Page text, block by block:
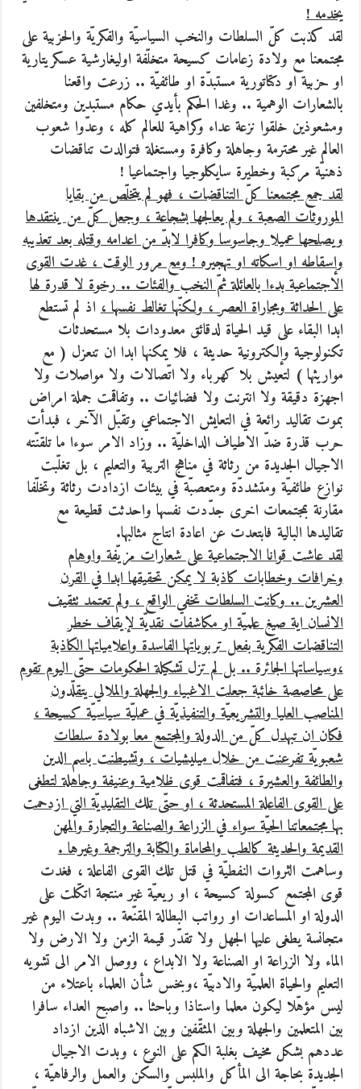
يخدمه !
لقد كذبت كلّ السلطات والنخب السياسيّة والفكريّة والحزبية على
مجتمعنا مع ولادة زعامات كسيحة متخلّفة اوليغارشية عسكريتارية
او حزبية او دكتاتورية مستبدّة او طائفيّة .. زرعت واقعنا
بالشعارات الوهمية .. وغدا الحكم بأيدي حكام مستبدين ومتخلفين
ومشعوذين خلقوا نزعة عداء وكراهية للعالم كله ، وعدّوا شعوب
العالم غير محترمة وجاهلة وكافرة ومستغلة فتوالدت تناقضات
ذهنيّة مركبة وخطيرة سايكلوجيا واجتماعيا !
لقد جمع مجتمعنا كلّ التناقضات ، فهو لم يتخلّص من بقايا
الموروثات الصعبة ، ولم يعالجها بشجاعة ، وجعل كلّ من ينتقدها
ويصلحها عميلا وجاسوسا وكافرا لابدّ من اعدامه وقتله بعد تعذيبه
وإسقاطه او اسكاته او تهجيره ! ومع مرور الوقت ، غدت القوى
الاجتماعية بدءا بالعائلة ثمّ النخب والفئات .. رخوة لا قدرة لها
على الحداثة ومجاراة العصر ، ولكنّها تغالط نفسها ،اذ لم تستطع
ابدا البقاء على قيد الحياة لدقائق معدودات بلا مستحدثات
تكنولوجية وإلكترونية حديثة ، فلا يمكنها ابدا ان تنعزل ( مع
مواريثها ) لتعيش بلا كهرباء ولا اتّصالات ولا مواصلات ولا
اجهزة دقيقة ولا انترنت ولا فضائيات .. وتفاقمت جملة امراض
بموت تقاليد رائعة في التعايش الاجتماعي وتقبّل الآخر ، فبدأت
حرب قذرة ضدّ الاطياف الداخليّة .. وزاد الامر سوءا ما تلقنّته
الاجيال الجديدة من رثاثة في مناهج التربية والتعليم ، بل تغلّبت
نوازع طائفيّة ومتشددّة ومتعصبّة في بيئات ازدادت رثاثة وتخلّفا
مقارنة بمجتمعات اخرى جدّدت نفسها واحدثت قطيعة مع
تقاليدها البالية فابتعدت عن اعادة انتاج مثالبها.
لقد عاشت قوانا الاجتماعية على شعارات مزيّفة واوهام
وخرافات وخطابات كاذبة لا يمكن تحقيقها ابدا في القرن
العشرين .. وكانت السلطات تخفي الواقع ، ولم تعتمد تثقيف
الانسان اية صيغ علميّة او مكاشفات نقديّة لإيقاف خطر
التناقضات الفكرية بفعل تربوياتها الفاسدة واعلامياتها الكاذبة
،وسياساتها الجائرة .. بل لم تزل تشكيلة الحكومات حتّى اليوم تقوم
على محاصصة خائبة جعلت الاغبياء والجهلة والملالي يتقلّدون
المناصب العليا والتشريعيّة والتنفيذيّة في عمليّة سياسيّة كسيحة ،
فكان ان تبهدل كلّ من الدولة والمجتمع معا بولادة سلطات
شعبويّة تفرعنت من خلال ميليشيات ، وتشيطنت باسم الدين
والطائفة والعشيرة ، فتفاقمت قوى ظلامية وعنيفة وجاهلة لتطغى
على القوى الفاعلة المستحدثة ، او حتّى تلك التقليديّة التي ازدحمت
بها مجتمعاتنا الحيّة سواء في الزراعة والصناعة والتجارة والمهن
القديمة والحديثة كالطب والمحاماة والكتابة والترجمة وغيرها .
وساهمت الثروات النفطيّة في قتل تلك القوى الفاعلة ، فغدت
قوى المجتمع كسولة كسيحة ، او ريعيّة غير منتجة اتكّلت على
الدولة او المساعدات او رواتب البطالة المقنّعة .. وبدت اليوم غير
متجانسة يطغى عليها الجهل ولا تقدّر قيمة الزمن ولا الارض ولا
الماء ولا الزراعة او الصناعة ولا الابداع ، ووصل الامر الى تشويه
التعليم والحياة العلميّة والادبيّة ،وبخس شأن العلماء باعتلاء من
ليس مؤهّلا ليكون معلما واستاذا وباحثا .. واصبح العداء سافرا
بين المتعلمين والجهلة وبين المثقّفين وبين الاشباه الذين ازداد
عددهم بشكل مخيف بغلبة الكم على النوع ، وبدت الاجيال
الجديدة بحاجة الى المأكل والملبس والسكن والعمل والرفاهيّة ،